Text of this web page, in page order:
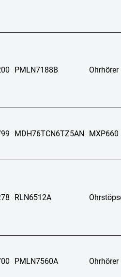
PMLN7188B Ohrhörer
MDH76TCN6TZ5AN MXP660
RLN6512A
PMLN7560A Ohrhörer